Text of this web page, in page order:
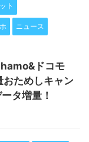
ト
ニュース
ドコモ
ためしキャン
タ増量！